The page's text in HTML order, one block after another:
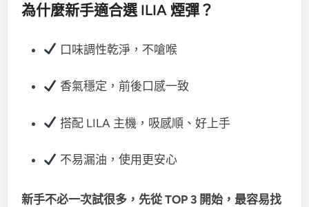
為什麼新手適合選 ILIA 煙彈？
口味調性乾淨，不嗆喉
香氣穩定，前後口感一致
搭配 LILA 主機，吸感順、好上手
不易漏油，使用更安心
新手不必一次試很多，先從 TOP 3 開始，最容易找